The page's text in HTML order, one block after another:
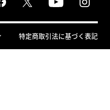
特定商取引法に基づく表記